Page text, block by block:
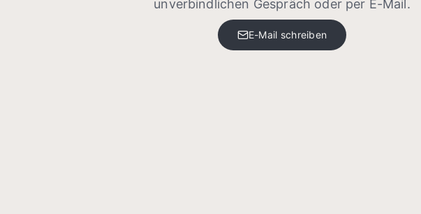
unverbindlichen Gespräch oder per E-Mail.
E-Mail schreiben